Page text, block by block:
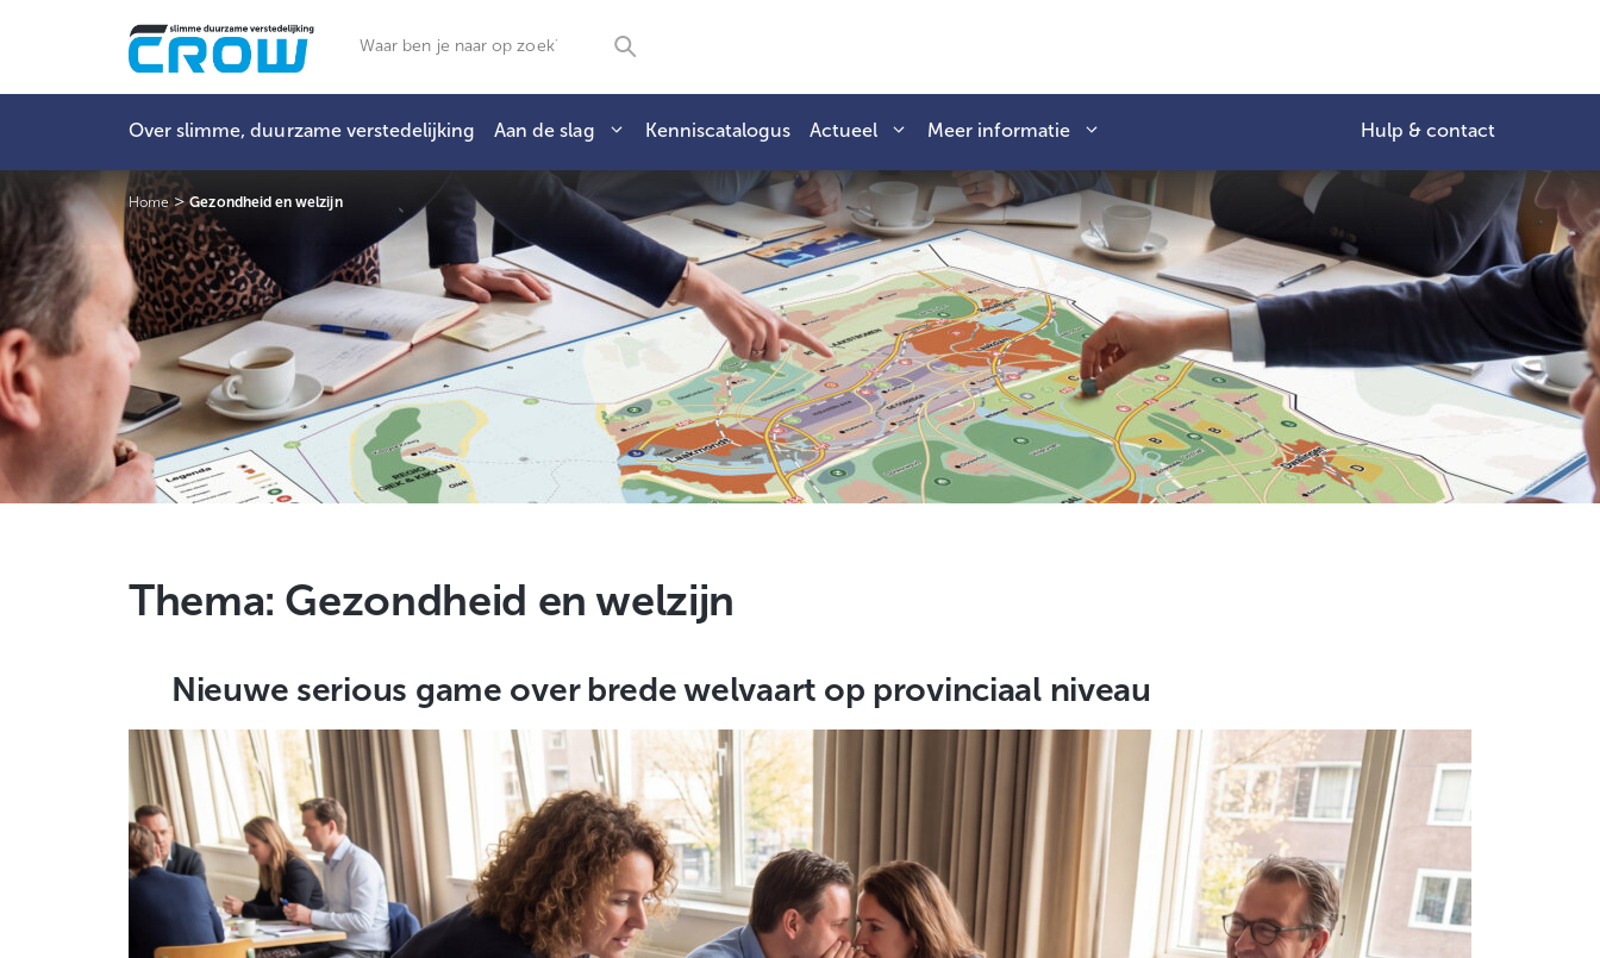
Zoeken
Over slimme, duurzame verstedelijking Aan de slag Kenniscatalogus Actueel Meer informatie Hulp & contact
Home>Gezondheid en welzijn
Thema: Gezondheid en welzijn
Nieuwe serious game over brede welvaart op provinciaal niveau